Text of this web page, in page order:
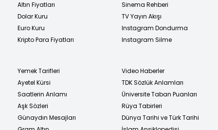
Altın Fiyatları
Dolar Kuru
Euro Kuru
Kripto Para Fiyatları
Sinema Rehberi
TV Yayın Akışı
Instagram Dondurma
Instagram Silme
Yemek Tarifleri
Ayetel Kürsi
Saatlerin Anlamı
Aşk Sözleri
Günaydın Mesajları
Video Haberler
TDK Sözlük Anlamları
Üniversite Taban Puanları
Rüya Tabirleri
Dünya Tarihi ve Türk Tarihi